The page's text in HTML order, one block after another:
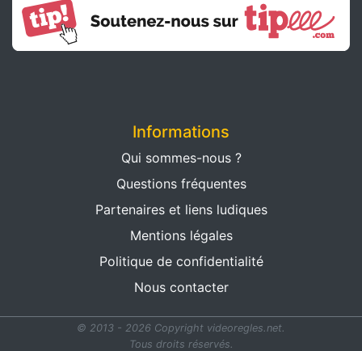
Informations
Qui sommes-nous ?
Questions fréquentes
Partenaires et liens ludiques
Mentions légales
Politique de confidentialité
Nous contacter
© 2013 - 2026 Copyright videoregles.net.
Tous droits réservés.